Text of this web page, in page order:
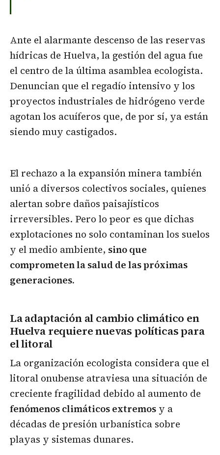
Ante el alarmante descenso de las reservas
hídricas de Huelva, la gestión del agua fue
el centro de la última asamblea ecologista.
Denuncian que el regadío intensivo y los
proyectos industriales de hidrógeno verde
agotan los acuíferos que, de por sí, ya están
siendo muy castigados.
El rechazo a la expansión minera también
unió a diversos colectivos sociales, quienes
alertan sobre daños paisajísticos
irreversibles. Pero lo peor es que dichas
explotaciones no solo contaminan los suelos
y el medio ambiente, sino que
comprometen la salud de las próximas
generaciones.
La adaptación al cambio climático en
Huelva requiere nuevas políticas para
el litoral
La organización ecologista considera que el
litoral onubense atraviesa una situación de
creciente fragilidad debido al aumento de
fenómenos climáticos extremos y a
décadas de presión urbanística sobre
playas y sistemas dunares.